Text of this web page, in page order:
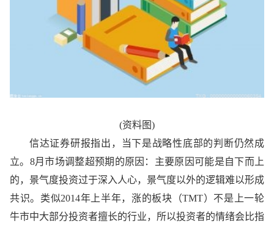
(资料图)
信达证券研报指出，当下是战略性底部的判断仍然成
立。8月市场调整超预期的原因：主要原因可能是自下而上
的，景气度投资过于深入人心，景气度以外的逻辑难以形成
共识。类似2014年上半年，涨的板块（TMT）不是上一轮
牛市中大部分投资者擅长的行业，所以投资者的情绪会比指